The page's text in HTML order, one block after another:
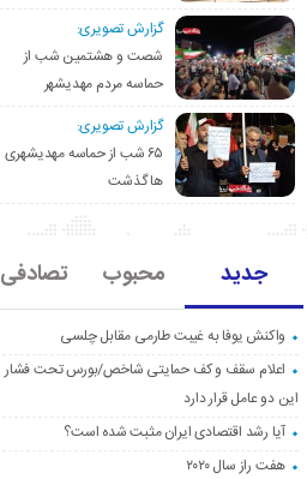
گزارش تصویری:
شصت و هشتمین شب از
حماسه مردم مهدیشهر
گزارش تصویری:
۶۵ شب از حماسه مهدیشهری
ها گذشت
جدید محبوب تصادفی
واکنش یوفا به غیبت طارمی مقابل چلسی
اعلام سقف و کف حمایتی شاخص/بورس تحت فشار
این دو عامل قرار دارد
آیا رشد اقتصادی ایران مثبت شده است؟
هفت راز سال ۲۰۲۰